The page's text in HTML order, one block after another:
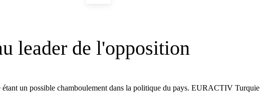
leader de l'opposition
un possible chamboulement dans la politique du pays. EURACTIV Turquie